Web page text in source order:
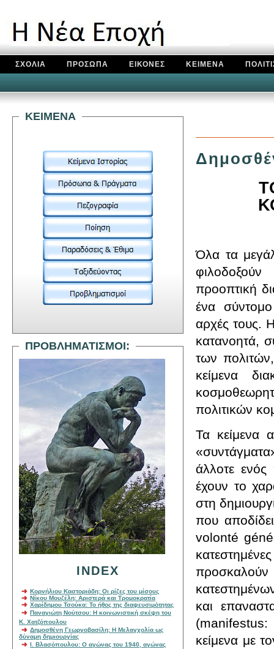
ΣΧΟΛΙΑ ΠΡΟΣΩΠΑ ΕΙΚΟΝΕΣ ΚΕΙΜΕΝΑ
Όλα τα
προοπτική
ένα
αρχές τους.
κατανοητά,
των
κείμενα
πολιτικών
Τα κείμενα
άλλοτε ενός
έχουν το
στη
που
volonté géné
και
(manifestus:
κείμενα με
KEIMENA
ΠΡΟΒΛΗΜΑΤΙΣΜΟΙ:
INDEX
Κορνήλιου Καστοριάδη: Οι ρίζες του μίσους
Νίκου Μουζέλη: Αριστερά και Τρομοκρατία
Χαρίδημου Τσούκα: Το ήθος της διαψευσιμότητας
Παναγιώτη Νούτσου: Η κοινωνιστική σκέψη του
Κ. Χατζόπουλου
Δημοσθένη Γεωργοβασίλη: Η Μελαγχολία ως
δύναμη δημιουργίας
Ι. Βλασόπουλου: Ο αγώνας του 1940, αγώνας